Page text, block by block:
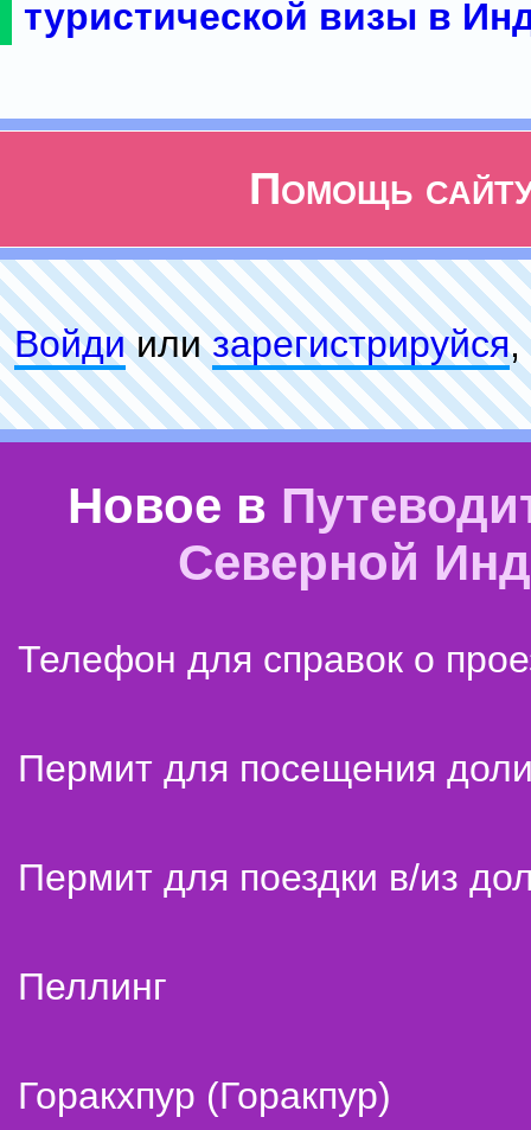
туристической визы в
Помощь
Войдиилизарeгиcтpируйся,
Новое в
Северной
Телефон для справок о
Пермит для посещения
Пермит для поездки в/из
Пеллинг
Горакхпур (Горакпур)